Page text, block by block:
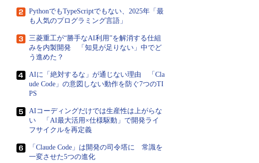
PythonでもTypeScriptでもない、2025年「最
も人気のプログラミング言語」
三菱重工が“勝手なAI利用”を解消する仕組
みを内製開発 「知見が足りない」中でど
う進めた？
AIに「絶対するな」が通じない理由 「Cla
ude Code」の意図しない動作を防ぐ7つのTI
PS
AIコーディングだけでは生産性は上がらな
い 「AI最大活用×仕様駆動」で開発ライ
フサイクルを再定義
「Claude Code」は開発の司令塔に 常識を
一変させた5つの進化